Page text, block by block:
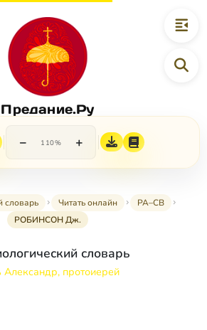
Предание.Ру
− 110% +
словарь Читать онлайн
РА–СВ
РОБИНСОН Дж.
словарь
протоиерей